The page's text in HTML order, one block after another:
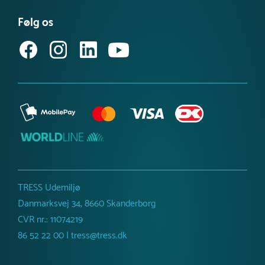
Få vores nyhedsbrev
Købsvilkår (erhverv)
Følg os
TRESS Udemiljø
Danmarksvej 34, 8660 Skanderborg
CVR nr.: 11074219
86 52 22 00 | tress@tress.dk